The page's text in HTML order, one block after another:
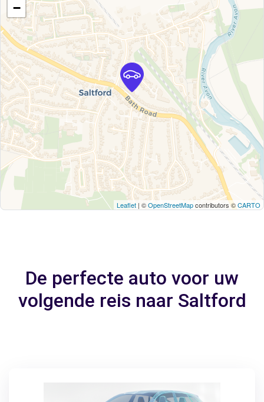
−
Leaflet | ©OpenStreetMapcontributors ©CARTO
De perfecte auto voor uw
volgende reis naar Saltford